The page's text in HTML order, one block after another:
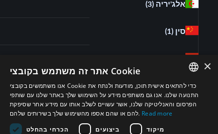
אלג'יריה (3)
סין (1)
קטאר (2)
ערב הסעודית(2)
ENGLISH
ARABIC
× אתר זה משתמש בקובצי Cookie
אנו משתמשים בקובצי Cookie כדי להתאים אישית תוכן, מודעות ולנתח את
התנועה שלנו. אנו גם משתפים מידע על השימוש שלך באתר שלנו עם שותפי
הפרסום והאנליטיקה שלנו, אשר עשויים לשלב אותו עם מידע אחר שסיפקת
להם או שהם אספו מהשימוש שלך בשירותים שלהם. Read more
הכרחי בהחלט
ביצועים מיקוד